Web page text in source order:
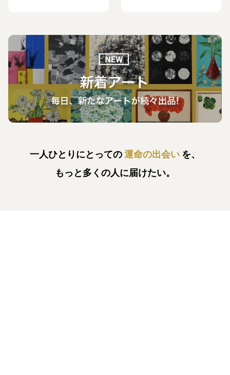
一人ひとりにとっての運命の出会い を、
もっと多くの人に届けたい。